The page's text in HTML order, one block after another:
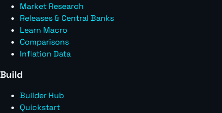
Market Research
Releases & Central Banks
Learn Macro
Comparisons
Inflation Data
Build
Builder Hub
Quickstart